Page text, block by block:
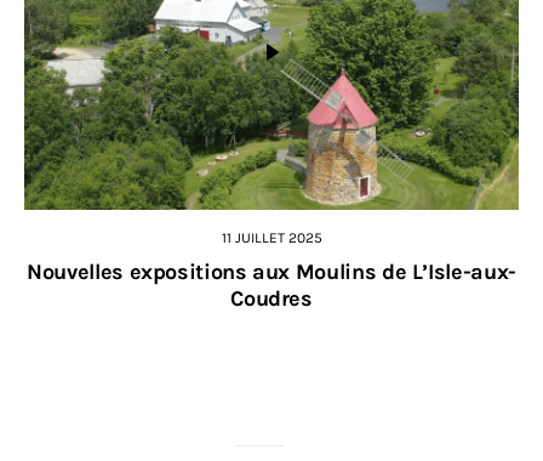
11 JUILLET 2025
Nouvelles expositions aux Moulins de L’Isle-aux-
Coudres